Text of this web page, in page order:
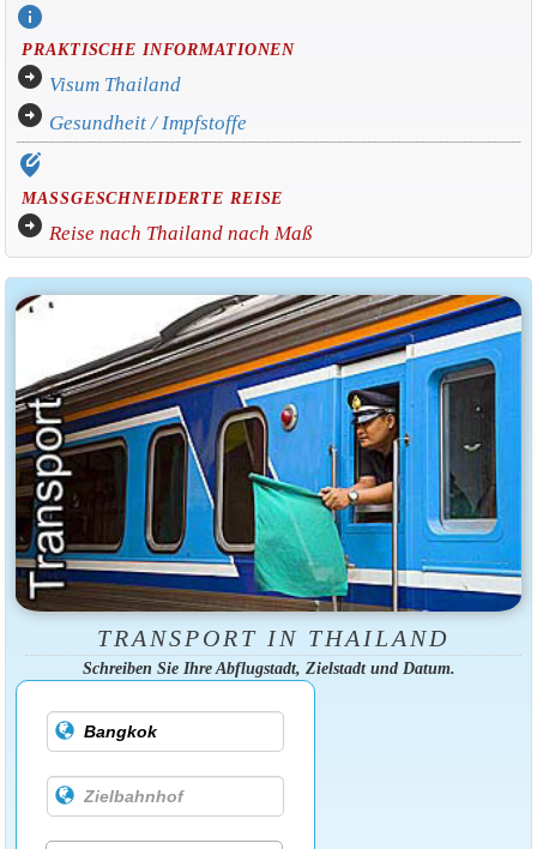
info
PRAKTISCHE INFORMATIONEN
arrow_circle_right Visum Thailand
arrow_circle_right Gesundheit / Impfstoffe
edit_location_alt
MASSGESCHNEIDERTE REISE
arrow_circle_right Reise nach Thailand nach Maß
TRANSPORT IN THAILAND
Schreiben Sie Ihre Abflugstadt, Zielstadt und Datum.